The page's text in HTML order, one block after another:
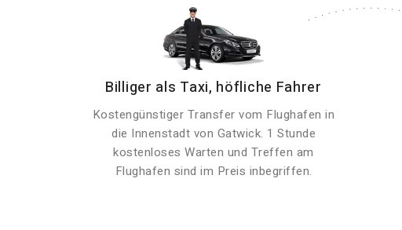
Billiger als Taxi, höfliche Fahrer
Kostengünstiger Transfer vom Flughafen in
die Innenstadt von Gatwick. 1 Stunde
kostenloses Warten und Treffen am
Flughafen sind im Preis inbegriffen.